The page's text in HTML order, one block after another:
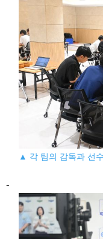
▲ 각 팀의 감독과 선
-